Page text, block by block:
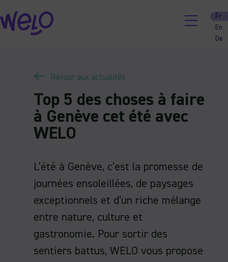
Skip
to
content
Fr
En
De
Retour aux actualités
Top 5 des choses à faire
à Genève cet été avec
WELO
L’été à Genève, c’est la promesse de
journées ensoleillées, de paysages
exceptionnels et d’un riche mélange
entre nature, culture et
gastronomie. Pour sortir des
sentiers battus, WELO vous propose